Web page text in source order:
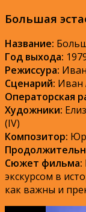
Большая
Название:
Год выхода:
Режиссура:
Сценарий: Иван
Операторская
Художники:
(IV)
Композитор:
Сюжет фильма:
экскурсом в
как важны и